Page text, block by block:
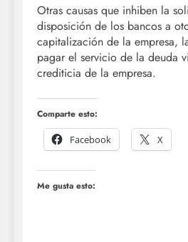
Otras causas que inhiben la
disposición de los bancos a
capitalización de la empresa,
pagar el servicio de la deuda
crediticia de la empresa.
Comparte esto:
Facebook
X
Me gusta esto: